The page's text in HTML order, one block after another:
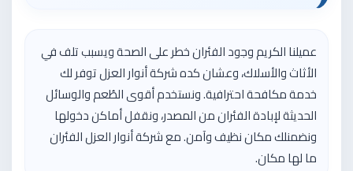
عميلنا الكريم وجود الفئران خطر على الصحة ويسبب تلف في
الأثاث والأسلاك، وعشان كده شركة أنوار العزل توفر لك
خدمة مكافحة احترافية. ونستخدم أقوى الطُعم والوسائل
الحديثة لإبادة الفئران من المصدر، ونقفل أماكن دخولها
ونضمنلك مكان نظيف وآمن. مع شركة أنوار العزل الفئران
ما لها مكان.